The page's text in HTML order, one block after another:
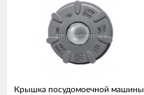
Крышка посудомоечной машины